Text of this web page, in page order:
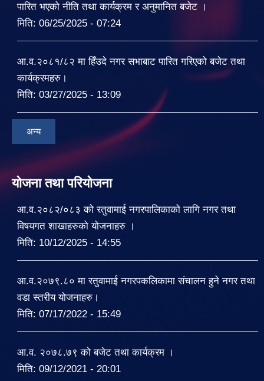
पारित भएको नीति तथा कार्यक्रम र अनुमानित बजेट ।
मिति: 06/25/2025 - 07:24
आ.व.२०८१/८२ मा हिँउदे नगर सभाबाट पारित गरिएको बजेट तथा
कार्यक्रमहरु।
मिति: 03/27/2025 - 13:09
अन्य
योजना तथा परियोजना
आ.व.२०८२/०८३ को रतुवामाई नगरपालिकाको लागि नगर तथा
विषयगत शाखाहरुको योजनाहरु ।
मिति: 10/12/2025 - 14:55
आ.व.२०७९.८० मा रतुवामाई नगरपकलिकामा संचालन हुने नगर तथा
वडा स्तरीय योजनाहरु।
मिति: 07/17/2022 - 15:49
आ.व. २०७८.७९ को बजेट तथा कार्यक्रम ।
मिति: 09/12/2021 - 20:01